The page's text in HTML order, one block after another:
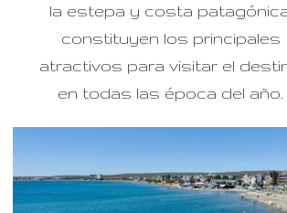
la estepa y costa
constituyen los principales
atractivos para visitar el
en todas las época del año.